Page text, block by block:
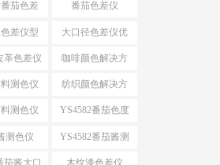
案茄色差
仪
番茄色差仪
差仪型
荐
大口径色差仪优
势
革色差仪 咖啡颜色解决方
案
测色仪 纺织颜色解决方
案
测色仪 YS4582番茄色度
仪
测色仪 YS4582番茄酱测
色仪
茄酱大口 木纹漆色差仪